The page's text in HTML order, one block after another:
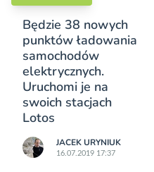
Będzie 38 nowych
punktów ładowania
samochodów
elektrycznych.
Uruchomi je na
swoich stacjach
Lotos
JACEK URYNIUK
16.07.2019 17:37